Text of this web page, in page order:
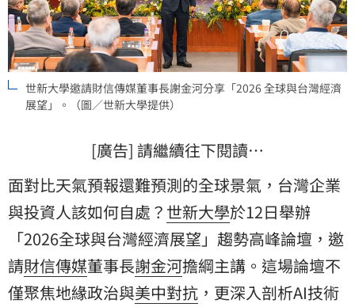
世新大學邀請財信傳媒董事長謝金河分享「2026 全球與台灣經濟
展望」。（圖／世新大學提供）
[廣告] 請繼續往下閱讀…
面對比天氣預報還難預測的全球景氣，台灣企業
與投資人該如何自處？ 世新大學於12日舉辦
「2026全球與台灣經濟展望」趨勢高峰論壇，邀
請財信傳媒董事長謝金河擔綱主講。這場論壇不
僅聚焦地緣政治與美中對抗 ，更深入剖析AI技術